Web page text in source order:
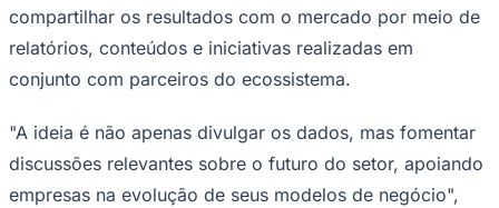
compartilhar os resultados com o mercado por meio de
relatórios, conteúdos e iniciativas realizadas em
conjunto com parceiros do ecossistema.
"A ideia é não apenas divulgar os dados, mas fomentar
discussões relevantes sobre o futuro do setor, apoiando
empresas na evolução de seus modelos de negócio",